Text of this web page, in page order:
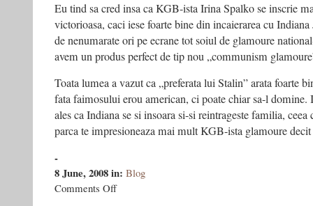
Eu tind sa cred insa ca KGB-ista Irina Spalko se inscrie
victorioasa, caci iese foarte bine din incaierarea cu
de nenumarate ori pe ecrane tot soiul de glamoure
avem un produs perfect de tip nou „communism
Toata lumea a vazut ca „preferata lui Stalin” arata foarte
fata faimosului erou american, ci poate chiar sa-l
ales ca Indiana se si insoara si-si reintrageste familia,
parca te impresioneaza mai mult KGB-ista glamoure
-
8 June, 2008in: Blog
Comments Offon